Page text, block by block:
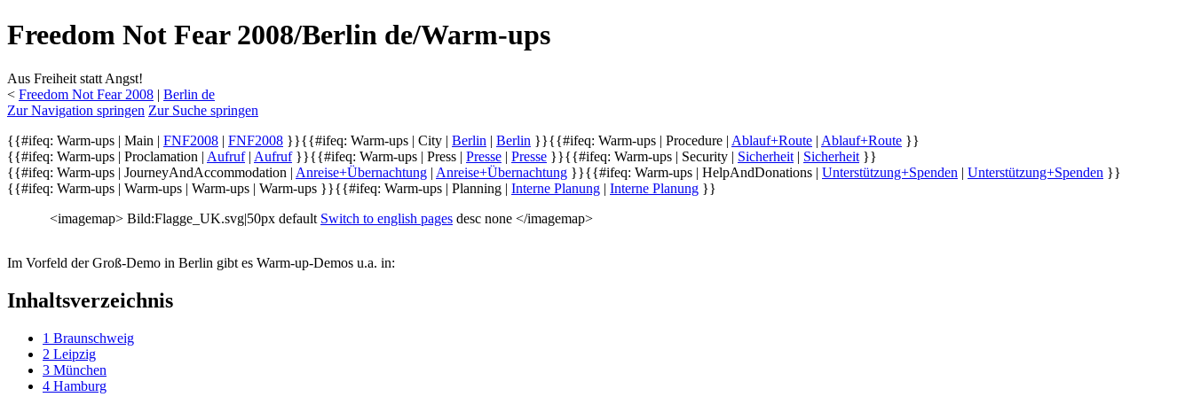
Freedom Not Fear 2008/Berlin de/Warm-ups
Aus Freiheit statt Angst!
< Freedom Not Fear 2008 ‎ | Berlin de
Zur Navigation springen Zur Suche springen
{{#ifeq: Warm-ups | Main | FNF2008 | FNF2008 }}{{#ifeq: Warm-ups | City | Berlin | Berlin }}{{#ifeq: Warm-ups | Procedure | Ablauf+Route | Ablauf+Route }}
{{#ifeq: Warm-ups | Proclamation | Aufruf| Aufruf}}{{#ifeq: Warm-ups | Press | Presse | Presse }}{{#ifeq: Warm-ups | Security | Sicherheit | Sicherheit }}
{{#ifeq: Warm-ups | JourneyAndAccommodation | Anreise+Übernachtung | Anreise+Übernachtung }}{{#ifeq: Warm-ups | HelpAndDonations | Unterstützung+Spenden | Unterstützung+Spenden }}
{{#ifeq: Warm-ups | Warm-ups | Warm-ups | Warm-ups }}{{#ifeq: Warm-ups | Planning | Interne Planung | Interne Planung }}
<imagemap> Bild:Flagge_UK.svg|50px default Switch to english pages desc none </imagemap>
Im Vorfeld der Groß-Demo in Berlin gibt es Warm-up-Demos u.a. in:
Inhaltsverzeichnis
1 Braunschweig
2 Leipzig
3 München
4 Hamburg